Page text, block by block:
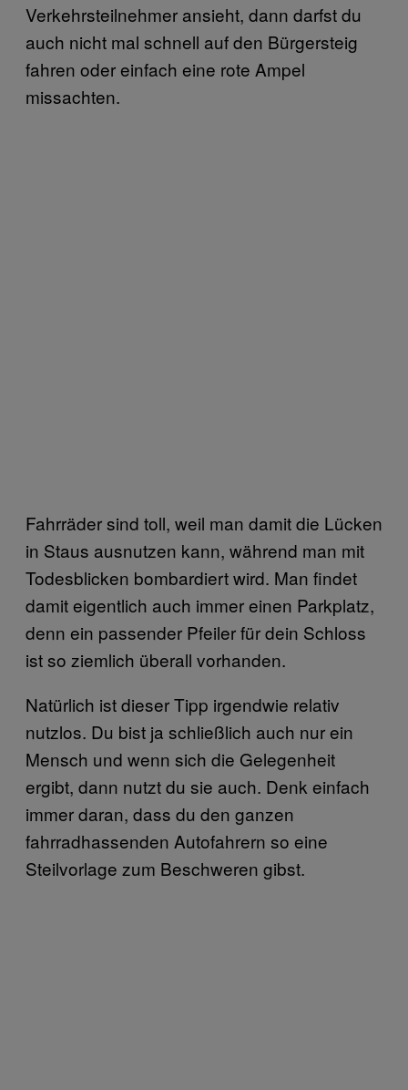
Verkehrsteilnehmer ansieht, dann darfst du
auch nicht mal schnell auf den Bürgersteig
fahren oder einfach eine rote Ampel
missachten.
Fahrräder sind toll, weil man damit die Lücken
in Staus ausnutzen kann, während man mit
Todesblicken bombardiert wird. Man findet
damit eigentlich auch immer einen Parkplatz,
denn ein passender Pfeiler für dein Schloss
ist so ziemlich überall vorhanden.
Natürlich ist dieser Tipp irgendwie relativ
nutzlos. Du bist ja schließlich auch nur ein
Mensch und wenn sich die Gelegenheit
ergibt, dann nutzt du sie auch. Denk einfach
immer daran, dass du den ganzen
fahrradhassenden Autofahrern so eine
Steilvorlage zum Beschweren gibst.